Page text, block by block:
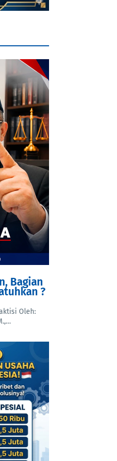
Bagian
?
Oleh: